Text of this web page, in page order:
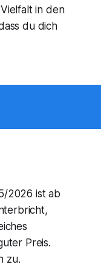
in den
du dich
2026 ist ab
Preis.
zu.